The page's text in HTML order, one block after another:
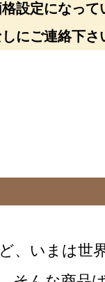
設定になって
にご連絡下さ
、いまは世